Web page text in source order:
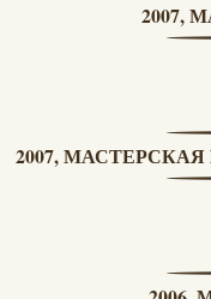
2007,
2007,